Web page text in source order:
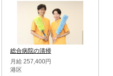
総合病院の清掃
月給 257,400円
港区